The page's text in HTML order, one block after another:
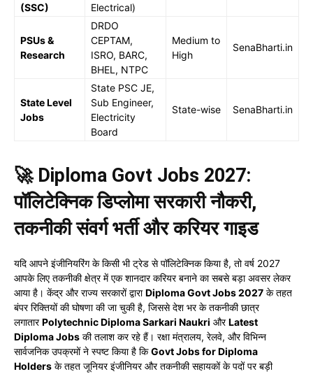
(SSC)
Electrical)
PSUs &
Research
DRDO
CEPTAM,
ISRO, BARC,
BHEL, NTPC
Medium to
High
SenaBharti.in
State Level
Jobs
State PSC JE,
Sub Engineer,
Electricity
Board
State-wise SenaBharti.in
🚀 Diploma Govt Jobs 2027:
पॉलिटेक्निक डिप्लोमा सरकारी नौकरी,
तकनीकी संवर्ग भर्ती और करियर गाइड
यदि आपने इंजीनियरिंग के किसी भी ट्रेड से पॉलिटेक्निक किया है, तो वर्ष 2027
आपके लिए तकनीकी क्षेत्र में एक शानदार करियर बनाने का सबसे बड़ा अवसर लेकर
आया है। केंद्र और राज्य सरकारों द्वाराDiploma Govt Jobs 2027 के तहत
बंपर रिक्तियों की घोषणा की जा चुकी है, जिससे देश भर के तकनीकी छात्र
लगातारPolytechnic Diploma Sarkari Naukri औरLatest
Diploma Jobs की तलाश कर रहे हैं। रक्षा मंत्रालय, रेलवे, और विभिन्न
सार्वजनिक उपक्रमों ने स्पष्ट किया है किGovt Jobs for Diploma
Holders के तहत जूनियर इंजीनियर और तकनीकी सहायकों के पदों पर बड़ी